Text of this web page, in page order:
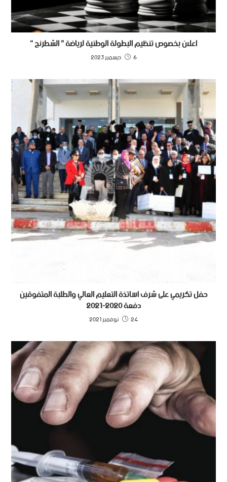
اعلان بخصوص تنظيم البطولة الوطنية لرياضة ” الشطرنج “
6 ديسمبر 2023
حفل تكريمي على شرف اساتذة التعليم العالي والطلبة المتفوقين
دفعة 2020-2021
24 نوفمبر 2021